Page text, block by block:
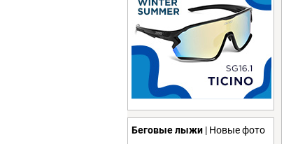
Беговые лыжи | Новые фото